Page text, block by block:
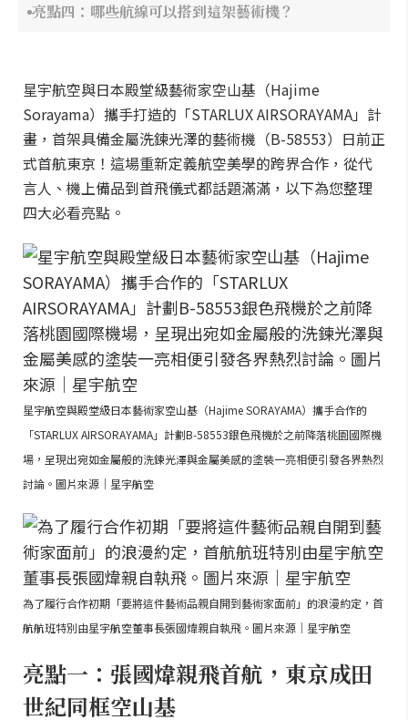
亮點四：哪些航線可以搭到這架藝術機？
星宇航空與日本殿堂級藝術家空山基（Hajime
Sorayama）攜手打造的「STARLUX AIRSORAYAMA」計
畫，首架具備金屬洗鍊光澤的藝術機（B-58553）日前正
式首航東京！這場重新定義航空美學的跨界合作，從代
言人、機上備品到首飛儀式都話題滿滿，以下為您整理
四大必看亮點。
星宇航空與殿堂級日本藝術家空山基（Hajime SORAYAMA）攜手合作的
「STARLUX AIRSORAYAMA」計劃B-58553銀色飛機於之前降落桃園國際機
場，呈現出宛如金屬般的洗鍊光澤與金屬美感的塗裝一亮相便引發各界熱烈
討論。圖片來源｜星宇航空
為了履行合作初期「要將這件藝術品親自開到藝術家面前」的浪漫約定，首
航航班特別由星宇航空董事長張國煒親自執飛。圖片來源｜星宇航空
亮點一：張國煒親飛首航，東京成田
世紀同框空山基